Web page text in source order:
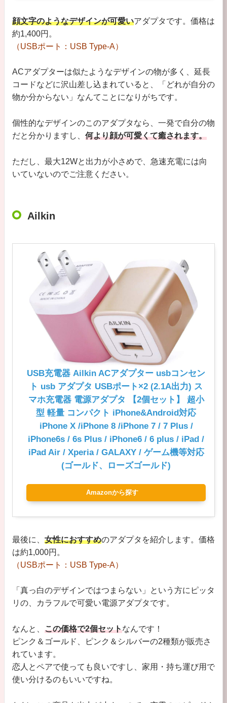
顔文字のようなデザインが可愛いアダプタです。価格は
約1,400円。
（USBポート：USB Type-A）
ACアダプターは似たようなデザインの物が多く、延長
コードなどに沢山差し込まれていると、「どれが自分の
物か分からない」なんてことになりがちです。
個性的なデザインのこのアダプタなら、一発で自分の物
だと分かりますし、 何より顔が可愛くて癒されます。
ただし、最大12Wと出力が小さめで、急速充電には向
いていないのでご注意ください。
Ailkin
USB充電器 Ailkin ACアダプター usbコンセン
ト usb アダプタ USBポート×2 (2.1A出力) ス
マホ充電器 電源アダプタ 【2個セット】 超小
型 軽量 コンパクト iPhone&Android対応
iPhone X /iPhone 8 /iPhone 7 / 7 Plus /
iPhone6s / 6s Plus / iPhone6 / 6 plus / iPad /
iPad Air / Xperia / GALAXY / ゲーム機等対応
(ゴールド、ローズゴールド)
Amazonから探す
最後に、 女性におすすめのアダプタを紹介します。価格
は約1,000円。
（USBポート：USB Type-A）
「真っ白のデザインではつまらない」という方にピッタ
リの、カラフルで可愛い電源アダプタです。
なんと、 この価格で2個セットなんです！
ピンク＆ゴールド、ピンク＆シルバーの2種類が販売さ
れています。
恋人とペアで使っても良いですし、家用・持ち運び用で
使い分けるのもいいですね。